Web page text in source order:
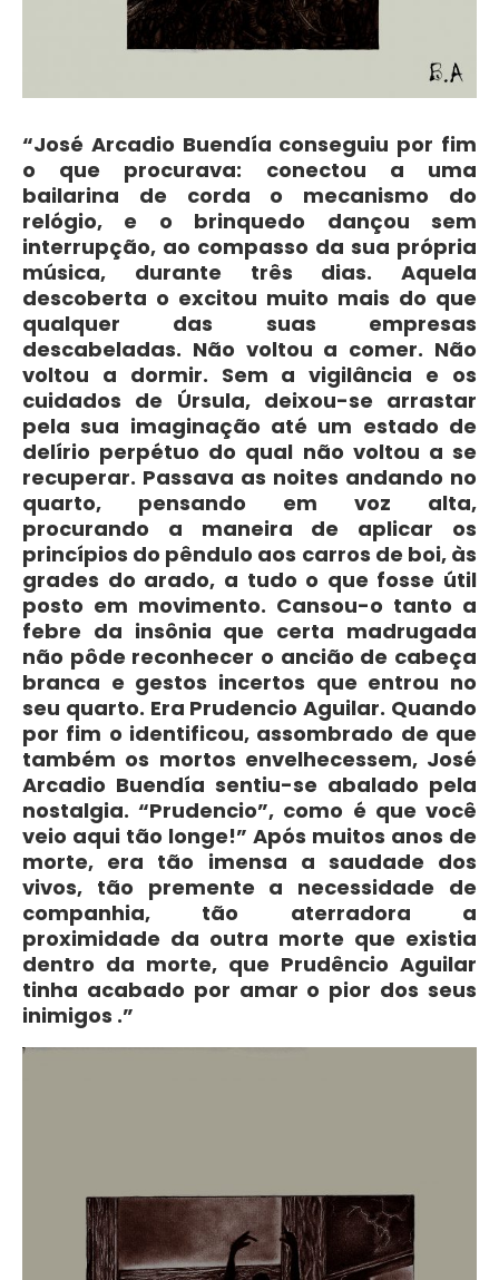
“José Arcadio Buendía conseguiu por fim
o que procurava: conectou a uma
bailarina de corda o mecanismo do
relógio, e o brinquedo dançou sem
interrupção, ao compasso da sua própria
música, durante três dias. Aquela
descoberta o excitou muito mais do que
qualquer das suas empresas
descabeladas. Não voltou a comer. Não
voltou a dormir. Sem a vigilância e os
cuidados de Úrsula, deixou-se arrastar
pela sua imaginação até um estado de
delírio perpétuo do qual não voltou a se
recuperar. Passava as noites andando no
quarto, pensando em voz alta,
procurando a maneira de aplicar os
princípios do pêndulo aos carros de boi, às
grades do arado, a tudo o que fosse útil
posto em movimento. Cansou-o tanto a
febre da insônia que certa madrugada
não pôde reconhecer o ancião de cabeça
branca e gestos incertos que entrou no
seu quarto. Era Prudencio Aguilar. Quando
por fim o identificou, assombrado de que
também os mortos envelhecessem, José
Arcadio Buendía sentiu-se abalado pela
nostalgia. “Prudencio”, como é que você
veio aqui tão longe!” Após muitos anos de
morte, era tão imensa a saudade dos
vivos, tão premente a necessidade de
companhia, tão aterradora a
proximidade da outra morte que existia
dentro da morte, que Prudêncio Aguilar
tinha acabado por amar o pior dos seus
inimigos .”